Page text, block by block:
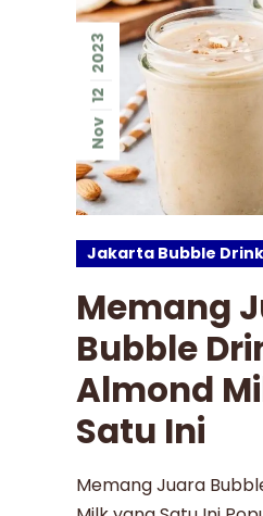
Nov
12
2023
Jakarta Bubble Drink
Memang
Bubble
Almond
Satu Ini
Memang Juara